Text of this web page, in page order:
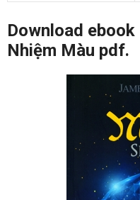
Download
Nhiệm Màu pdf.